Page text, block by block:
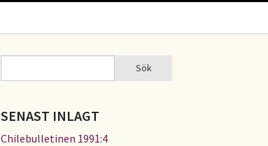
SÖKFORMULÄR Sök
SENAST INLAGT
Chilebulletinen 1991:4